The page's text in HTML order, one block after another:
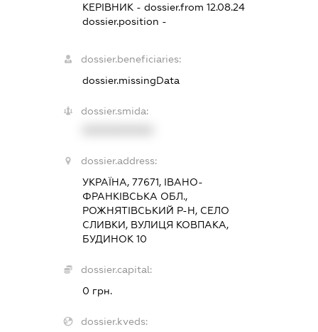
КЕРІВНИК - dossier.from 12.08.24
dossier.position -
dossier.beneficiaries:
dossier.missingData
dossier.smida:
dossier.address:
УКРАЇНА, 77671, ІВАНО-
ФРАНКІВСЬКА ОБЛ.,
РОЖНЯТІВСЬКИЙ Р-Н, СЕЛО
СЛИВКИ, ВУЛИЦЯ КОВПАКА,
БУДИНОК 10
dossier.capital:
0 грн.
dossier.kveds: